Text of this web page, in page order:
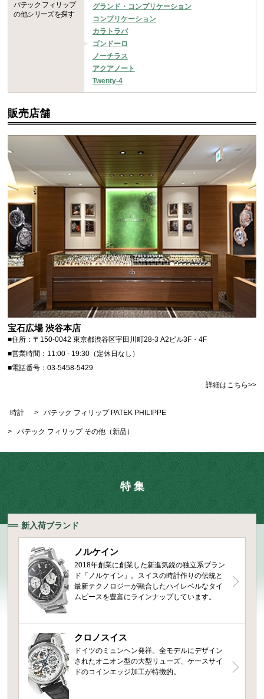
パテック フィリップ
の他シリーズを探す
グランド・コンプリケーション
コンプリケーション
カラトラバ
ゴンドーロ
ノーチラス
アクアノート
Twenty-4
販売店舗
宝石広場 渋谷本店
■住所：〒150-0042 東京都渋谷区宇田川町28-3 A2ビル3F・4F
■営業時間：11:00 - 19:30（定休日なし）
■電話番号：03-5458-5429
詳細はこちら>>
時計 > パテック フィリップ PATEK PHILIPPE
> パテック フィリップ その他（新品）
特 集
新入荷ブランド
ノルケイン
2018年創業に創業した新進気鋭の独立系ブラン
ド「ノルケイン」。スイスの時計作りの伝統と
最新テクノロジーが融合したハイレベルなタイ
ムピースを豊富にラインナップしています。
クロノスイス
ドイツのミュンヘン発祥。全モデルにデザイン
されたオニオン型の大型リューズ、ケースサイ
ドのコインエッジ加工が特徴的。